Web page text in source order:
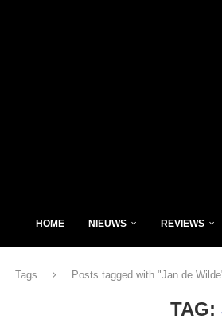
HOME NIEUWS REVIEWS
Tags Posts tagged with "Jan de
TAG: